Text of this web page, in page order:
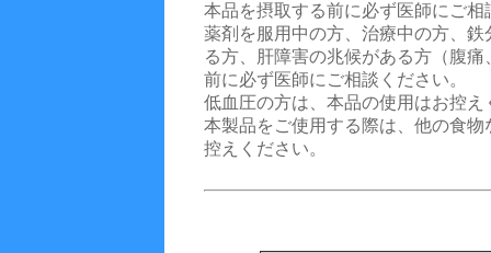
本品を摂取する前に必ず医師にご相
薬剤を服用中の方、治療中の方、
る方、肝障害の兆候がある方（腹
前に必ず医師にご相談ください。
低血圧の方は、本品の使用はお控え
本製品をご使用する際は、他の食
控えください。